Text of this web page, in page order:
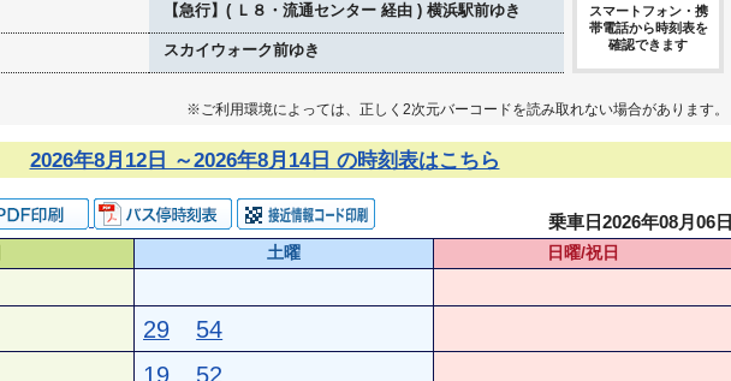
【急行】( Ｌ８・流通センター 経由 ) 横浜駅前ゆき
スカイウォーク前ゆき
スマートフォン・携
帯電話から時刻表を
確認できます
※ご利用環境によっては、正しく2次元バーコードを読み取れない場合があります。
2026年8月12日 ～2026年8月14日 の時刻表はこちら
乗車日2026年08月06日
土曜
日曜/祝日
29 54
19 52